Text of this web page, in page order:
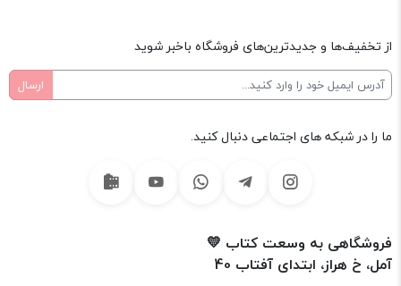
از تخفیف‌ها و جدیدترین‌های فروشگاه باخبر شوید
ما را در شبکه های اجتماعی دنبال کنید.
فروشگاهی به وسعت کتاب 💛
آمل، خ هراز، ابتدای آفتاب 40